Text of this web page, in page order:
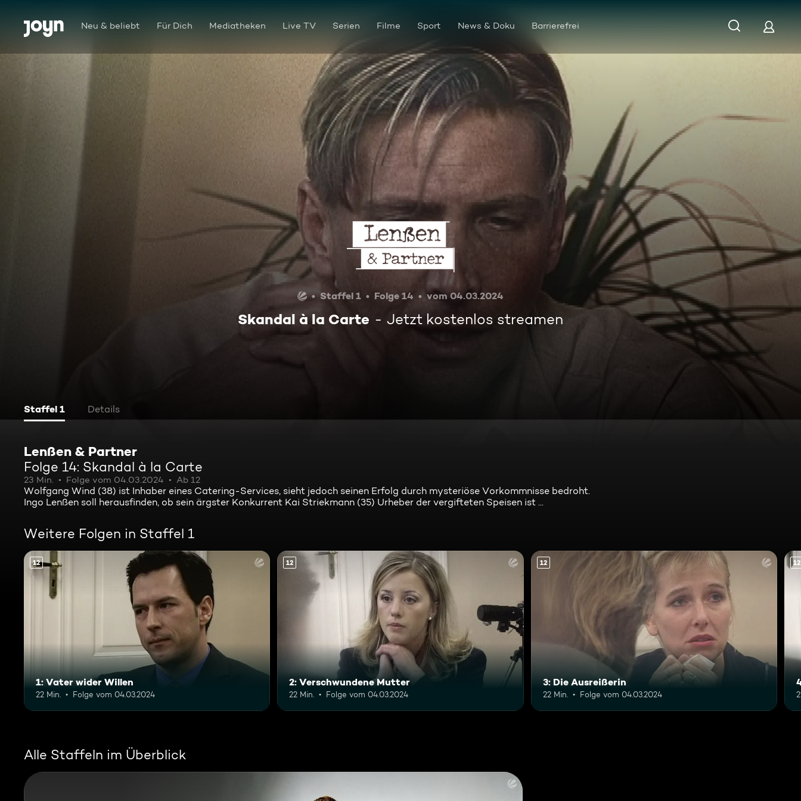
Zum Inhalt springen
Barrierefrei Neu & beliebt Für Dich Mediatheken Live TV Serien Filme Sport News & Doku Barrierefrei
Skandal à la Carte
Staffel 1 Folge 14 vom 04.03.2024
Skandal à la Carte Jetzt kostenlos streamen
Staffel 1 Details
Lenßen & Partner
Folge 14: Skandal à la Carte
23 Min. Folge vom 04.03.2024 Ab 12
Wolfgang Wind (38) ist Inhaber eines Catering-Services, sieht jedoch seinen Erfolg durch mysteriöse Vorkommnisse bedroht.
Ingo Lenßen soll herausfinden, ob sein ärgster Konkurrent Kai Striekmann (35) Urheber der vergifteten Speisen ist ...
Weitere Folgen in Staffel 1
12
1: Vater wider Willen
22 Min. Folge vom 04.03.2024
12
2: Verschwundene Mutter
22 Min. Folge vom 04.03.2024
12
3: Die Ausreißerin
22 Min. Folge vom 04.03.2024
12
Alle Staffeln im Überblick